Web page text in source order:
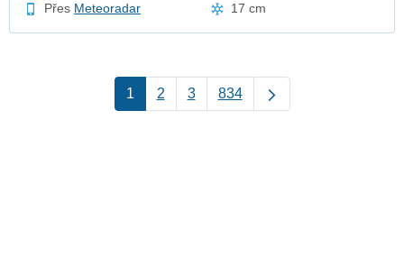
Přes Meteoradar 17 cm
1 2 3 834